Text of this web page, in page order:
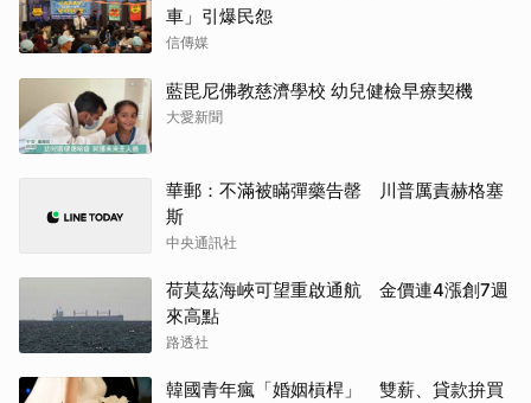
車」引爆民怨
信傳媒
藍毘尼佛教慈濟學校 幼兒健檢早療契機
大愛新聞
華郵：不滿被瞞彈藥告罄 川普厲責赫格塞
斯
中央通訊社
荷莫茲海峽可望重啟通航 金價連4漲創7週
來高點
路透社
韓國青年瘋「婚姻槓桿」 雙薪、貸款拚買